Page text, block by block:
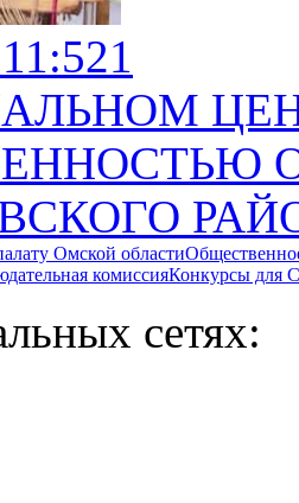
1
Омской области
комиссияКонкурсы
сетях: